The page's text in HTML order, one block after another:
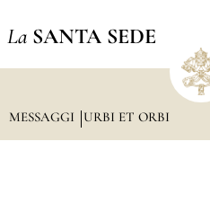
La SANTA SEDE
MESSAGGI URBI ET ORBI